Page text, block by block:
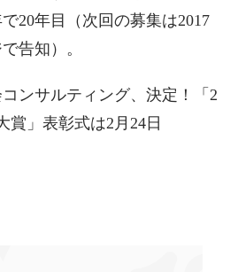
20年目（次回の募集は2017
告知）。
ンサルティング、決定！「2
賞」表彰式は2月24日